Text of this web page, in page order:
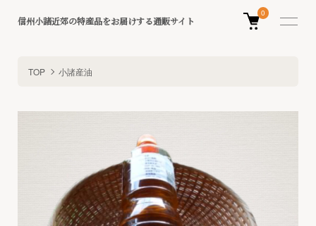
信州小諸近郊の特産品をお届けする通販サイト
0
TOP 小諸産油